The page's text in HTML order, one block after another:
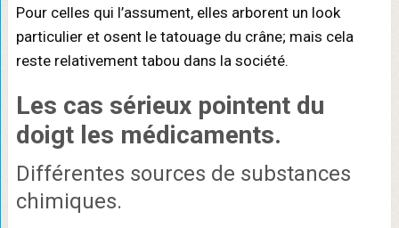
Pour celles qui l’assument, elles arborent un look
particulier et osent le tatouage du crâne; mais cela
reste relativement tabou dans la société.
Les cas sérieux pointent du
doigt les médicaments.
Différentes sources de substances
chimiques.